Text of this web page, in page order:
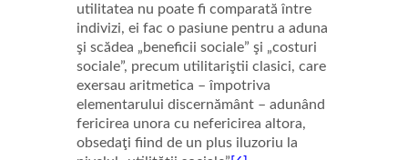
utilitatea nu poate fi comparată între
indivizi, ei fac o pasiune pentru a aduna
şi scădea „beneficii sociale” şi „costuri
sociale”, precum utilitariştii clasici, care
exersau aritmetica – împotriva
elementarului discernământ – adunând
fericirea unora cu nefericirea altora,
obsedaţi fiind de un plus iluzoriu la